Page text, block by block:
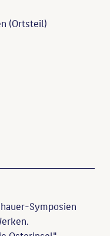
(Ortsteil)
Symposien